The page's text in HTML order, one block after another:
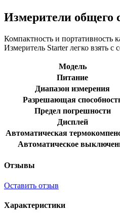
Измерители общего
Компактность и портативность
Измеритель Starter легко взять
Модель
Питание
Диапазон измерения
Разрешающая
Предел погрешности
Дисплей
Автоматическая
Автоматическое
Отзывы
Оставить отзыв
Характеристики